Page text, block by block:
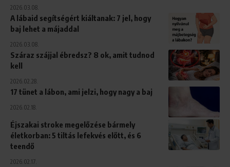
2026.03.08.
A lábaid segítségért kiáltanak: 7 jel, hogy
baj lehet a májaddal
2026.03.08.
Száraz szájjal ébredsz? 8 ok, amit tudnod
kell
2026.02.28.
17 tünet a lábon, ami jelzi, hogy nagy a baj
2026.02.18.
Éjszakai stroke megelőzése bármely
életkorban: 5 tiltás lefekvés előtt, és 6
teendő
2026.02.17.